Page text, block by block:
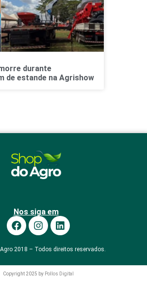
durante
de estande na Agrishow
Nos siga em
2018 – Todos direitos reservados.
Copyright 2025 by Pollos Digital